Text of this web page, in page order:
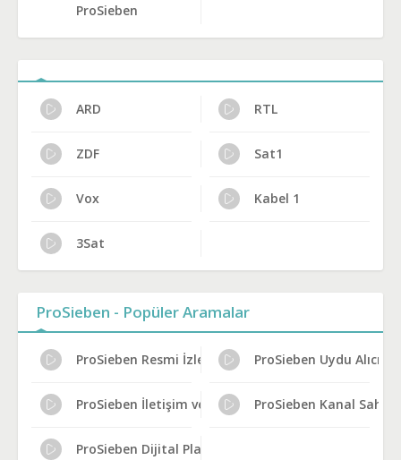
ProSieben
ARD RTL
ZDF Sat1
Vox Kabel 1
3Sat
ProSieben - Popüler Aramalar
ProSieben Resmi İzleme YollarıProSieben Uydu Alıcısı
ProSieben İletişim ve Adres ProSieben Kanal Sahibi
ProSieben Dijital Platform Kanal No